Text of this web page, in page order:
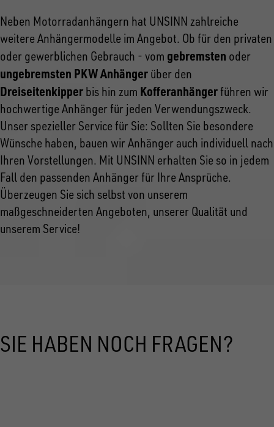
Neben Motorradanhängern hat UNSINN zahlreiche
weitere Anhängermodelle im Angebot. Ob für den privaten
oder gewerblichen Gebrauch - vom gebremsten oder
ungebremsten PKW Anhänger über den
Dreiseitenkipper bis hin zum Kofferanhänger führen wir
hochwertige Anhänger für jeden Verwendungszweck.
Unser spezieller Service für Sie: Sollten Sie besondere
Wünsche haben, bauen wir Anhänger auch individuell nach
Ihren Vorstellungen. Mit UNSINN erhalten Sie so in jedem
Fall den passenden Anhänger für Ihre Ansprüche.
Überzeugen Sie sich selbst von unserem
maßgeschneiderten Angeboten, unserer Qualität und
unserem Service!
SIE HABEN NOCH FRAGEN?